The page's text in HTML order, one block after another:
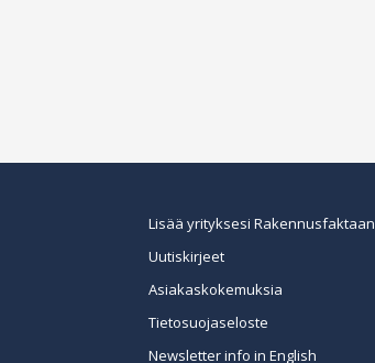
Lisää yrityksesi Rakennusfaktaan
Uutiskirjeet
Asiakaskokemuksia
Tietosuojaseloste
Newsletter info in English